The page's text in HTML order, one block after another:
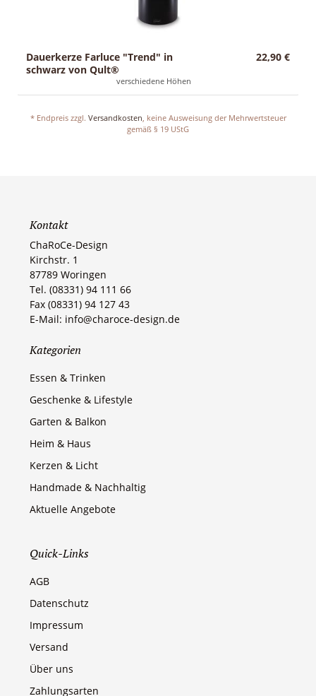
Dauerkerze Farluce "Trend" in
schwarz von Qult®
verschiedene Höhen
22,90 €
* Endpreis zzgl. Versandkosten, keine Ausweisung der Mehrwertsteuer
gemäß § 19 UStG
Kontakt
ChaRoCe-Design
Kirchstr. 1
87789 Woringen​
Tel. (08331) 94 111 66
Fax (08331) 94 127 43
E-Mail: info@charoce-design.de
Kategorien
Essen & Trinken
Geschenke & Lifestyle
Garten & Balkon
Heim & Haus
Kerzen & Licht
Handmade & Nachhaltig
Aktuelle Angebote
Quick-Links
AGB
Datenschutz
Impressum
Versand
Über uns
Zahlungsarten